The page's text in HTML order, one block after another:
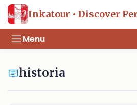
Inkatour • Discover
Menu
historia